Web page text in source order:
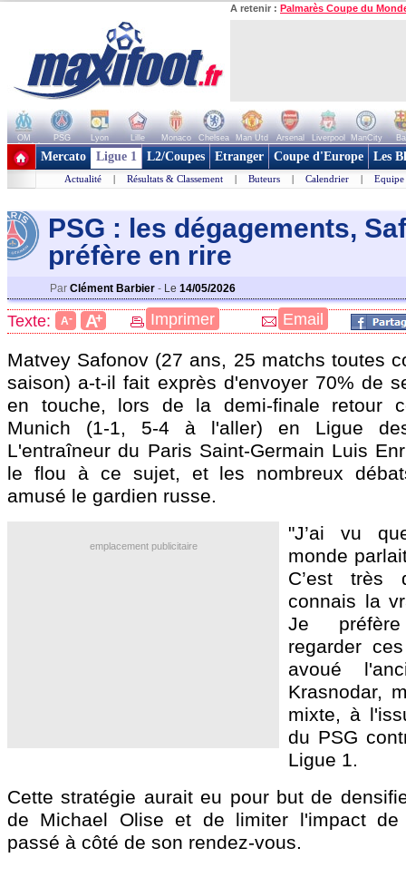
A retenir : Palmarès Coupe du
OM PSG Lyon Lille Monaco Chelsea Man Utd Arsenal Liverpool ManCity
+ de clubs
Mercato Ligue 1 L2/Coupes Etranger Coupe d'Europe Les
Actualité | Résultats & Classement | Buteurs | Calendrier | Equipe
PSG : les dégagements,
préfère en rire
Par Clément Barbier - Le 14/05/2026
Texte: A- A+ Imprimer Email
Matvey Safonov (27 ans, 25 matchs toutes
saison) a-t-il fait exprès d'envoyer 70% de
en touche, lors de la demi-finale retour
Munich (1-1, 5-4 à l'aller) en Ligue
L'entraîneur du Paris Saint-Germain Luis
le flou à ce sujet, et les nombreux
amusé le gardien russe.
emplacement publicitaire
"J’ai vu
monde
C’est très
connais la
Je
regarder
avoué
Krasnodar,
mixte, à
du PSG
Ligue 1.
Cette stratégie aurait eu pour but de
de Michael Olise et de limiter l'impact de
passé à côté de son rendez-vous.